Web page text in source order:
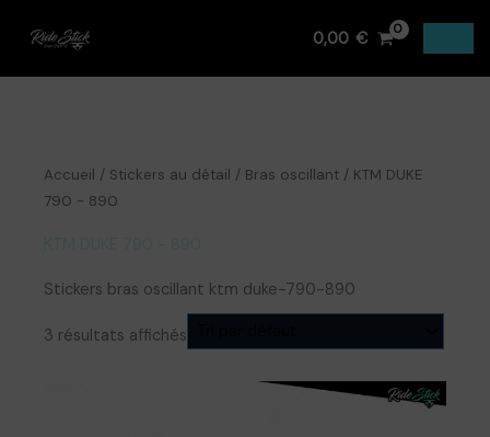
contenu
0,00 €
Accueil / Stickers au détail / Bras oscillant / KTM DUKE
790 - 890
Stickers bras oscillant ktm duke-790-890
3 résultats affichés